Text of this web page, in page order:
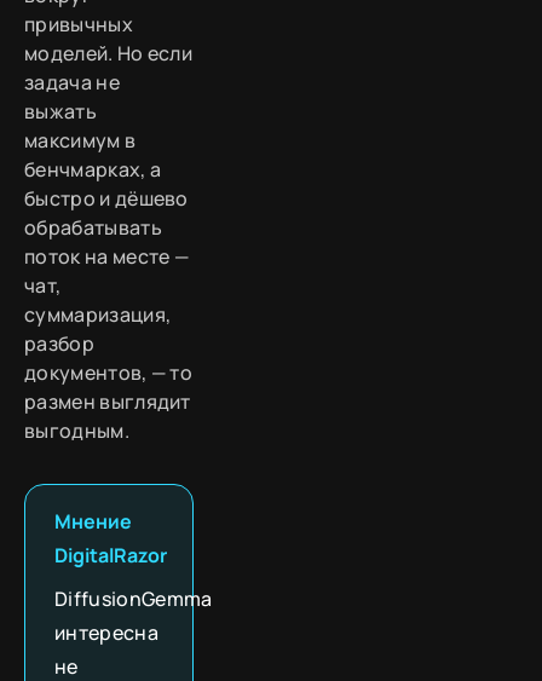
привычных
моделей. Но если
задача не
выжать
максимум в
бенчмарках, а
быстро и дёшево
обрабатывать
поток на месте —
чат,
суммаризация,
разбор
документов, — то
размен выглядит
выгодным.
Мнение
DigitalRazor
DiffusionGemma
интересна
не